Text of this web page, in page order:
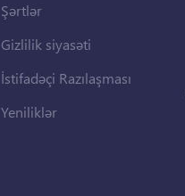
Şərtlər
Gizlilik siyasəti
İstifadəçi Razılaşması
Yeniliklər